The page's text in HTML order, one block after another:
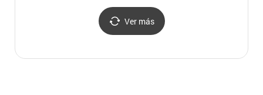
Ver más